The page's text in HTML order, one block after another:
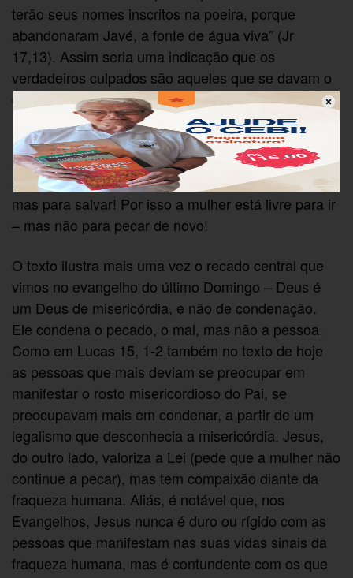
terão seus nomes inscritos na poeira, porque
abandonaram Javé, a fonte de água viva” (Jr
17,13). Assim seria uma indicação que os
verdadeiros culpados são aqueles que se davam o
direito de condenar a mulher.
Perguntando da mulher se os seus acusadores não
a tinham condenado, Jesus deixa claro que ele não
se identifica com eles. Ele não veio para condenar,
mas para salvar! Por isso a mulher está livre para ir
– mas não para pecar de novo!
O texto ilustra mais uma vez o recado central que
vimos no evangelho do último Domingo – Deus é
um Deus de misericórdia, e não de condenação.
Ele condena o pecado, o mal, mas não a pessoa.
Como em Lucas 15, 1-2 também no texto de hoje
as pessoas que mais deviam se preocupar em
manifestar o rosto misericordioso do Pai, se
preocupavam mais em condenar, a partir de um
legalismo que desconhecia a misericórdia. Jesus,
do outro lado, valoriza a Lei (pede que a mulher não
continue a pecar), mas tem compaixão diante da
fraqueza humana. Aliás, é notável que, nos
Evangelhos, Jesus nunca é duro ou rígido com as
pessoas que manifestam nas suas vidas sinais da
fraqueza humana, mas é contundente com os que